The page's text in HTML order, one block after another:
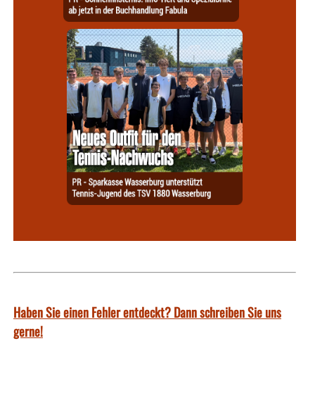
Haben Sie einen Fehler entdeckt? Dann schreiben Sie uns
gerne!